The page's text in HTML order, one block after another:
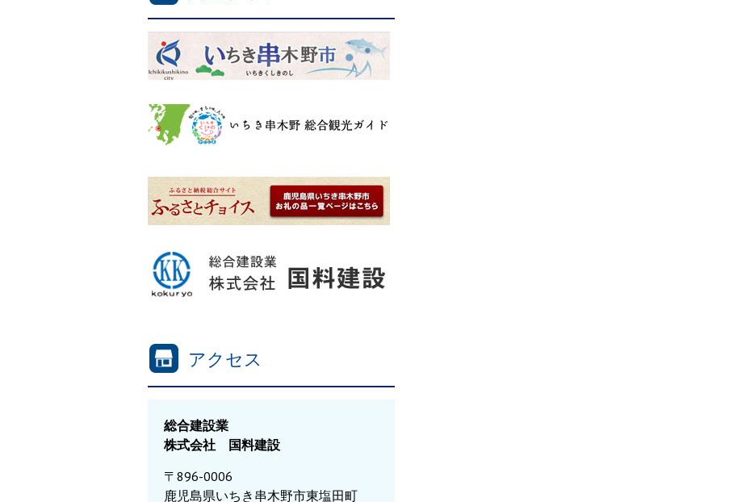
アクセス
総合建設業
株式会社 国料建設
〒896-0006
鹿児島県いちき串木野市東塩田町